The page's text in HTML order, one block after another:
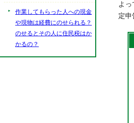
よっ
定申
作業してもらった人への現金
や現物は経費にのせられる？
のせるとその人に住民税はか
かるの？